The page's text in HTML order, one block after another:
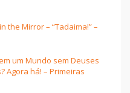
the Mirror – “Tadaima!” –
um Mundo sem Deuses
Agora há! – Primeiras